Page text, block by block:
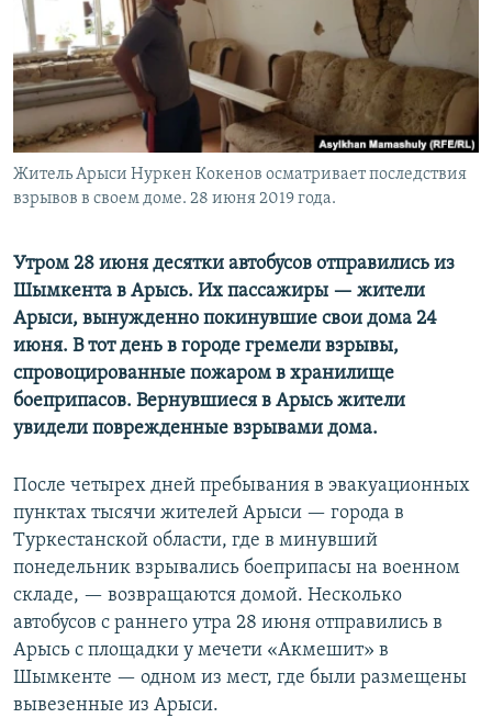
Житель Арыси Нуркен Кокенов осматривает последствия
взрывов в своем доме. 28 июня 2019 года.
Утром 28 июня десятки автобусов отправились из
Шымкента в Арысь. Их пассажиры — жители
Арыси, вынужденно покинувшие свои дома 24
июня. В тот день в городе гремели взрывы,
спровоцированные пожаром в хранилище
боеприпасов. Вернувшиеся в Арысь жители
увидели поврежденные взрывами дома.
После четырех дней пребывания в эвакуационных
пунктах тысячи жителей Арыси — города в
Туркестанской области, где в минувший
понедельник взрывались боеприпасы на военном
складе, — возвращаются домой. Несколько
автобусов с раннего утра 28 июня отправились в
Арысь с площадки у мечети «Акмешит» в
Шымкенте — одном из мест, где были размещены
вывезенные из Арыси.